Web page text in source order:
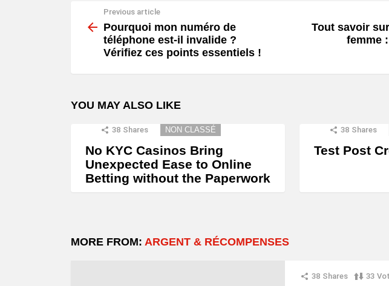
more
Previous article
Pourquoi mon numéro de
téléphone est-il invalide ?
Vérifiez ces points essentiels !
Tout savoir
femme
YOU MAY ALSO LIKE
38 Shares NON CLASSÉ
No KYC Casinos Bring
Unexpected Ease to Online
Betting without the Paperwork
38 Shares
Test Post
MORE FROM: ARGENT & RÉCOMPENSES
38 Shares 33